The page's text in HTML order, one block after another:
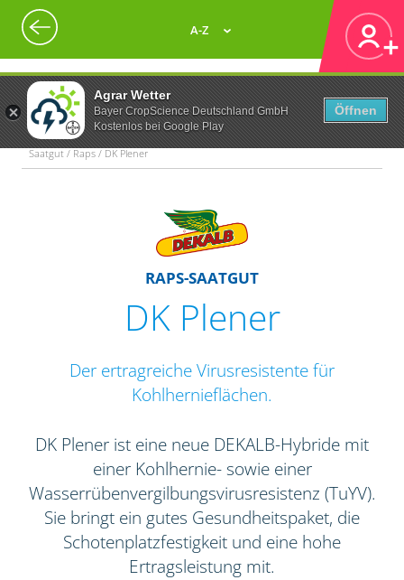
Agrar Wetter
Bayer CropScience Deutschland GmbH
Kostenlos bei Google Play
Öffnen
A-Z
Saatgut / Raps / DK Plener
RAPS-SAATGUT
DK Plener
Der ertragreiche Virusresistente für
Kohlhernieflächen.
DK Plener ist eine neue DEKALB-Hybride mit
einer Kohlhernie- sowie einer
Wasserrübenvergilbungsvirusresistenz (TuYV).
Sie bringt ein gutes Gesundheitspaket, die
Schotenplatzfestigkeit und eine hohe
Ertragsleistung mit.